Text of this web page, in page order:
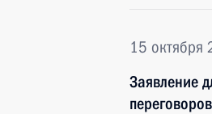
15 октября
Заявление
переговоров